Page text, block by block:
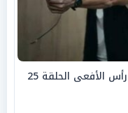
الأفعى الحلقة 25